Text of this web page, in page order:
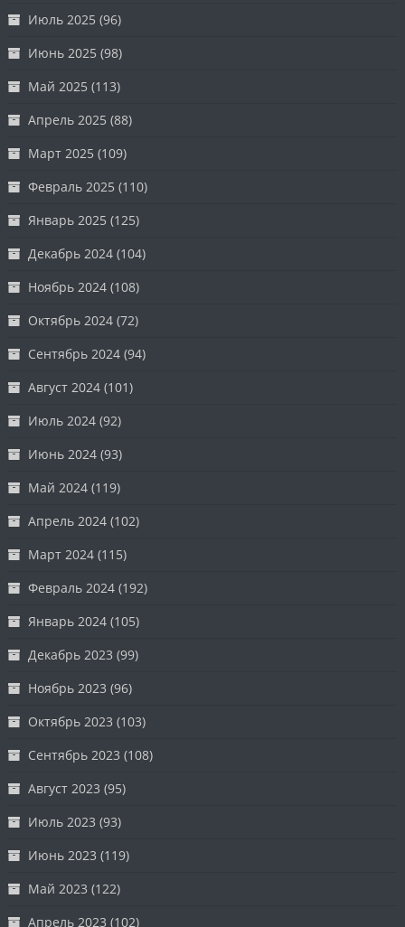
Июль 2025 (96)
Июнь 2025 (98)
Май 2025 (113)
Апрель 2025 (88)
Март 2025 (109)
Февраль 2025 (110)
Январь 2025 (125)
Декабрь 2024 (104)
Ноябрь 2024 (108)
Октябрь 2024 (72)
Сентябрь 2024 (94)
Август 2024 (101)
Июль 2024 (92)
Июнь 2024 (93)
Май 2024 (119)
Апрель 2024 (102)
Март 2024 (115)
Февраль 2024 (192)
Январь 2024 (105)
Декабрь 2023 (99)
Ноябрь 2023 (96)
Октябрь 2023 (103)
Сентябрь 2023 (108)
Август 2023 (95)
Июль 2023 (93)
Июнь 2023 (119)
Май 2023 (122)
Апрель 2023 (102)